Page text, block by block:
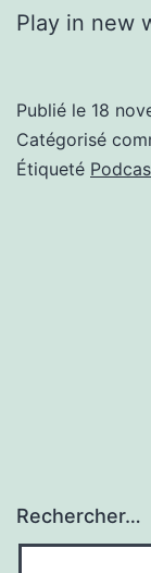
Play in new
Publié le 18
Catégorisé
Étiqueté
Rechercher…